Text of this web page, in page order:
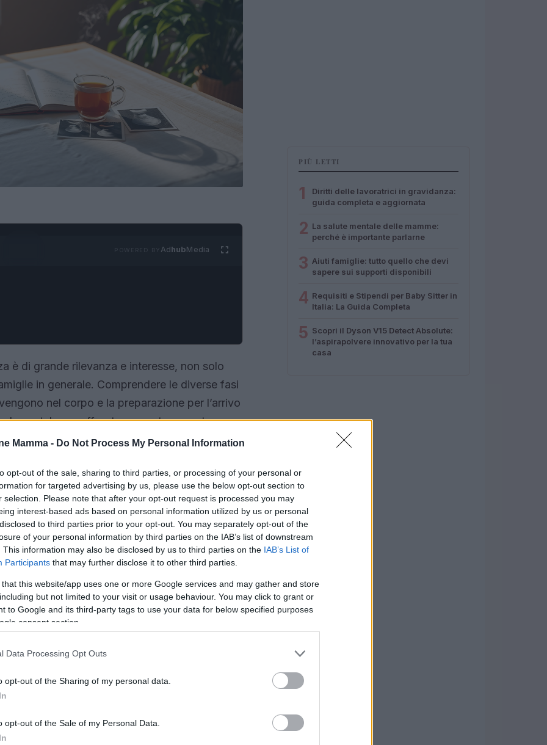
Mamma - Do Not Process My Personal Information
opt-out of the sale, sharing to third parties, or processing of your personal or
for targeted advertising by us, please use the below opt-out section to
selection. Please note that after your opt-out request is processed you may
interest-based ads based on personal information utilized by us or personal
to third parties prior to your opt-out. You may separately opt-out of the
of your personal information by third parties on the IAB’s list of downstream
This information may also be disclosed by us to third parties on the IAB’s List of
Participants that may further disclose it to other third parties.
that this website/app uses one or more Google services and may gather and store
but not limited to your visit or usage behaviour. You may click to grant or
to Google and its third-party tags to use your data for below specified purposes
consent section.
Data Processing Opt Outs
opt-out of the Sharing of my personal data.
opt-out of the Sale of my Personal Data.
AdhubMedia
è di grande rilevanza e interesse, non solo
in generale. Comprendere le diverse fasi
nel corpo e la preparazione per l’arrivo
per affrontare questa avventura con
offre informazioni pratiche e utili per
unico.
PIÙ LETTI
1
Diritti delle lavoratrici in gravidanza:
guida completa e aggiornata
2 La salute mentale delle mamme:
perché è importante parlarne
3 Aiuti famiglie: tutto quello che devi
sapere sui supporti disponibili
4 Requisiti e Stipendi per Baby Sitter in
Italia: La Guida Completa
5 Scopri il Dyson V15 Detect Absolute:
l’aspirapolvere innovativo per la tua
casa